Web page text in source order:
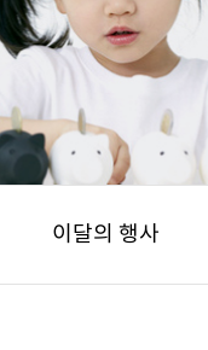
이달의 행사